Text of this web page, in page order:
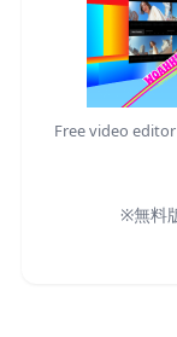
Free video
※無料